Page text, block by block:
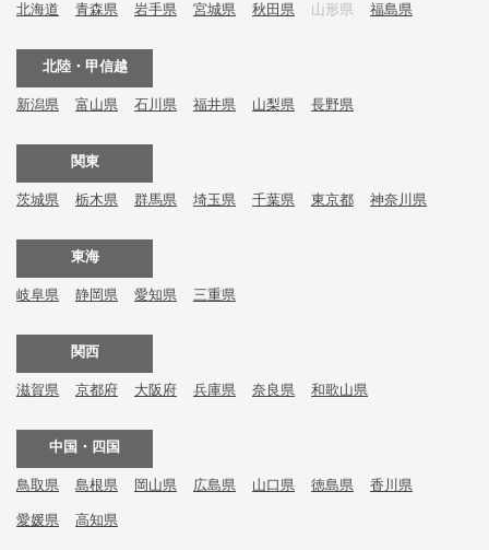
北海道 青森県 岩手県 宮城県 秋田県 山形県 福島県
北陸・甲信越
新潟県 富山県 石川県 福井県 山梨県 長野県
関東
茨城県 栃木県 群馬県 埼玉県 千葉県 東京都 神奈川県
東海
岐阜県 静岡県 愛知県 三重県
関西
滋賀県 京都府 大阪府 兵庫県 奈良県 和歌山県
中国・四国
鳥取県 島根県 岡山県 広島県 山口県 徳島県 香川県
愛媛県 高知県